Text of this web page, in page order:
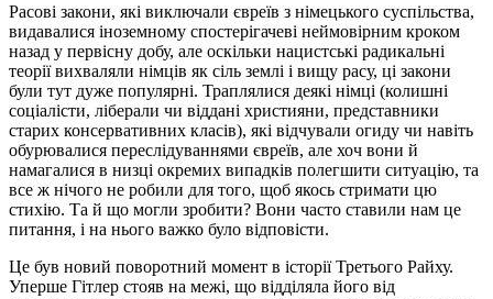
Расові закони, які виключали євреїв з німецького суспільства,
видавалися іноземному спостерігачеві неймовірним кроком
назад у первісну добу, але оскільки нацистські радикальні
теорії вихваляли німців як сіль землі і вищу расу, ці закони
були тут дуже популярні. Траплялися деякі німці (колишні
соціалісти, ліберали чи віддані християни, представники
старих консервативних класів), які відчували огиду чи навіть
обурювалися переслідуваннями євреїв, але хоч вони й
намагалися в низці окремих випадків полегшити ситуацію, та
все ж нічого не робили для того, щоб якось стримати цю
стихію. Та й що могли зробити? Вони часто ставили нам це
питання, і на нього важко було відповісти.
Це був новий поворотний момент в історії Третього Райху.
Уперше Гітлер стояв на межі, що відділяла його від